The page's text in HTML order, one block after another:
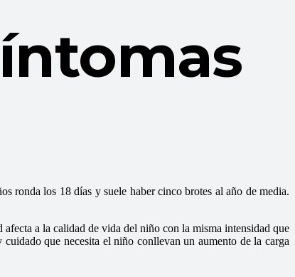
ronda los 18 días y suele haber cinco brotes al año de media.
a la calidad de vida del niño con la misma intensidad que
que necesita el niño conllevan un aumento de la carga